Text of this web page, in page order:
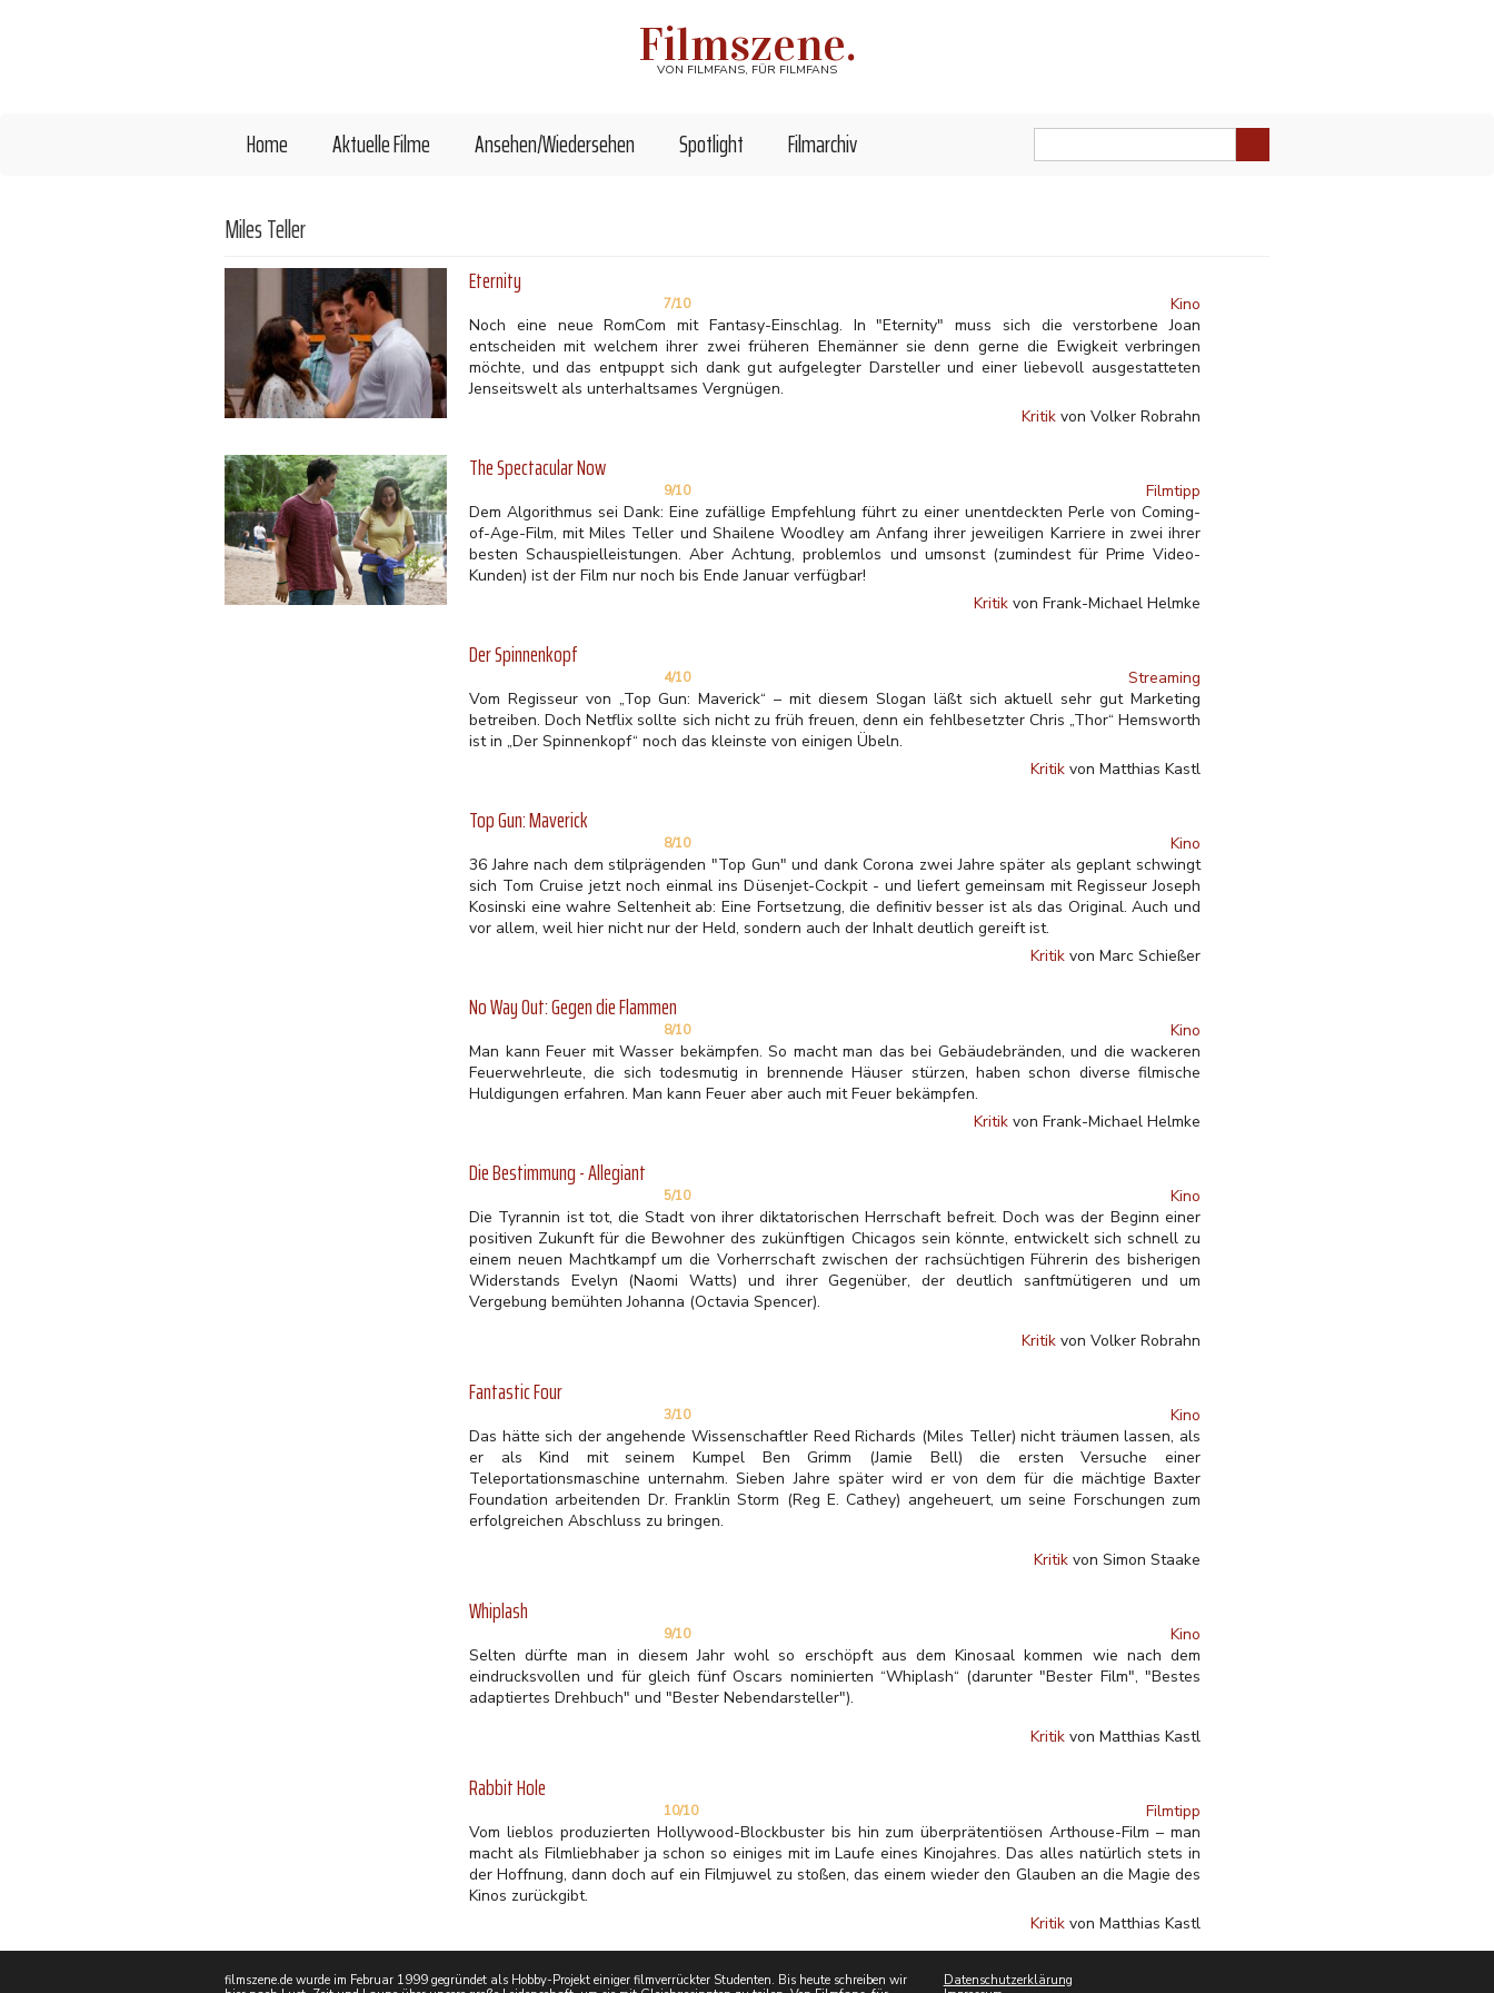
Filmszene.
VON FILMFANS, FÜR FILMFANS
Home Aktuelle Filme Ansehen/Wiedersehen Spotlight Filmarchiv
Miles Teller
Eternity
7/10
Kino
Noch eine neue RomCom mit Fantasy-Einschlag. In "Eternity" muss sich die verstorbene Joan
entscheiden mit welchem ihrer zwei früheren Ehemänner sie denn gerne die Ewigkeit verbringen
möchte, und das entpuppt sich dank gut aufgelegter Darsteller und einer liebevoll ausgestatteten
Jenseitswelt als unterhaltsames Vergnügen.
Kritik von Volker Robrahn
The Spectacular Now
9/10
Filmtipp
Dem Algorithmus sei Dank: Eine zufällige Empfehlung führt zu einer unentdeckten Perle von Coming-
of-Age-Film, mit Miles Teller und Shailene Woodley am Anfang ihrer jeweiligen Karriere in zwei ihrer
besten Schauspielleistungen. Aber Achtung, problemlos und umsonst (zumindest für Prime Video-
Kunden) ist der Film nur noch bis Ende Januar verfügbar!
Kritik von Frank-Michael Helmke
Der Spinnenkopf
4/10
Streaming
Vom Regisseur von „Top Gun: Maverick“ – mit diesem Slogan läßt sich aktuell sehr gut Marketing
betreiben. Doch Netflix sollte sich nicht zu früh freuen, denn ein fehlbesetzter Chris „Thor“ Hemsworth
ist in „Der Spinnenkopf“ noch das kleinste von einigen Übeln.
Kritik von Matthias Kastl
Top Gun: Maverick
8/10
Kino
36 Jahre nach dem stilprägenden "Top Gun" und dank Corona zwei Jahre später als geplant schwingt
sich Tom Cruise jetzt noch einmal ins Düsenjet-Cockpit - und liefert gemeinsam mit Regisseur Joseph
Kosinski eine wahre Seltenheit ab: Eine Fortsetzung, die definitiv besser ist als das Original. Auch und
vor allem, weil hier nicht nur der Held, sondern auch der Inhalt deutlich gereift ist.
Kritik von Marc Schießer
No Way Out: Gegen die Flammen
8/10
Kino
Man kann Feuer mit Wasser bekämpfen. So macht man das bei Gebäudebränden, und die wackeren
Feuerwehrleute, die sich todesmutig in brennende Häuser stürzen, haben schon diverse filmische
Huldigungen erfahren. Man kann Feuer aber auch mit Feuer bekämpfen.
Kritik von Frank-Michael Helmke
Die Bestimmung - Allegiant
5/10
Kino
Die Tyrannin ist tot, die Stadt von ihrer diktatorischen Herrschaft befreit. Doch was der Beginn einer
positiven Zukunft für die Bewohner des zukünftigen Chicagos sein könnte, entwickelt sich schnell zu
einem neuen Machtkampf um die Vorherrschaft zwischen der rachsüchtigen Führerin des bisherigen
Widerstands Evelyn (Naomi Watts) und ihrer Gegenüber, der deutlich sanftmütigeren und um
Vergebung bemühten Johanna (Octavia Spencer).
Kritik von Volker Robrahn
Fantastic Four
3/10
Kino
Das hätte sich der angehende Wissenschaftler Reed Richards (Miles Teller) nicht träumen lassen, als
er als Kind mit seinem Kumpel Ben Grimm (Jamie Bell) die ersten Versuche einer
Teleportationsmaschine unternahm. Sieben Jahre später wird er von dem für die mächtige Baxter
Foundation arbeitenden Dr. Franklin Storm (Reg E. Cathey) angeheuert, um seine Forschungen zum
erfolgreichen Abschluss zu bringen.
Kritik von Simon Staake
Whiplash
9/10
Kino
Selten dürfte man in diesem Jahr wohl so erschöpft aus dem Kinosaal kommen wie nach dem
eindrucksvollen und für gleich fünf Oscars nominierten “Whiplash“ (darunter "Bester Film", "Bestes
adaptiertes Drehbuch" und "Bester Nebendarsteller").
Kritik von Matthias Kastl
Rabbit Hole
10/10
Filmtipp
Vom lieblos produzierten Hollywood-Blockbuster bis hin zum überprätentiösen Arthouse-Film – man
macht als Filmliebhaber ja schon so einiges mit im Laufe eines Kinojahres. Das alles natürlich stets in
der Hoffnung, dann doch auf ein Filmjuwel zu stoßen, das einem wieder den Glauben an die Magie des
Kinos zurückgibt.
Kritik von Matthias Kastl
filmszene.de wurde im Februar 1999 gegründet als Hobby-Projekt einiger filmverrückter Studenten. Bis heute schreiben wir
Datenschutzerklärung